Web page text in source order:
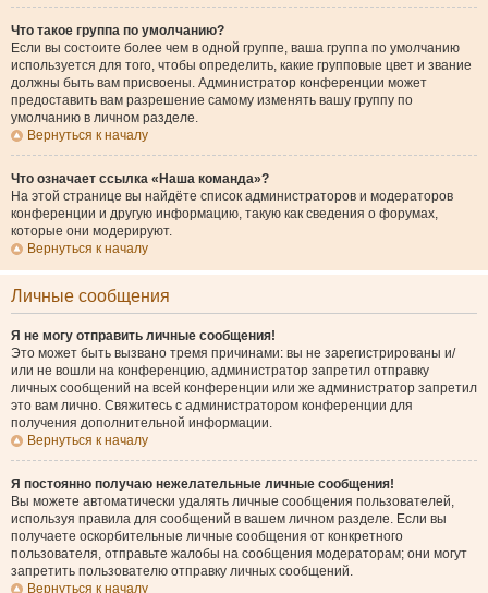
Что такое группа по умолчанию?
Если вы состоите более чем в одной группе, ваша группа по умолчанию
используется для того, чтобы определить, какие групповые цвет и звание
должны быть вам присвоены. Администратор конференции может
предоставить вам разрешение самому изменять вашу группу по
умолчанию в личном разделе.
Вернуться к началу
Что означает ссылка «Наша команда»?
На этой странице вы найдёте список администраторов и модераторов
конференции и другую информацию, такую как сведения о форумах,
которые они модерируют.
Вернуться к началу
Личные сообщения
Я не могу отправить личные сообщения!
Это может быть вызвано тремя причинами: вы не зарегистрированы и/
или не вошли на конференцию, администратор запретил отправку
личных сообщений на всей конференции или же администратор запретил
это вам лично. Свяжитесь с администратором конференции для
получения дополнительной информации.
Вернуться к началу
Я постоянно получаю нежелательные личные сообщения!
Вы можете автоматически удалять личные сообщения пользователей,
используя правила для сообщений в вашем личном разделе. Если вы
получаете оскорбительные личные сообщения от конкретного
пользователя, отправьте жалобы на сообщения модераторам; они могут
запретить пользователю отправку личных сообщений.
Вернуться к началу